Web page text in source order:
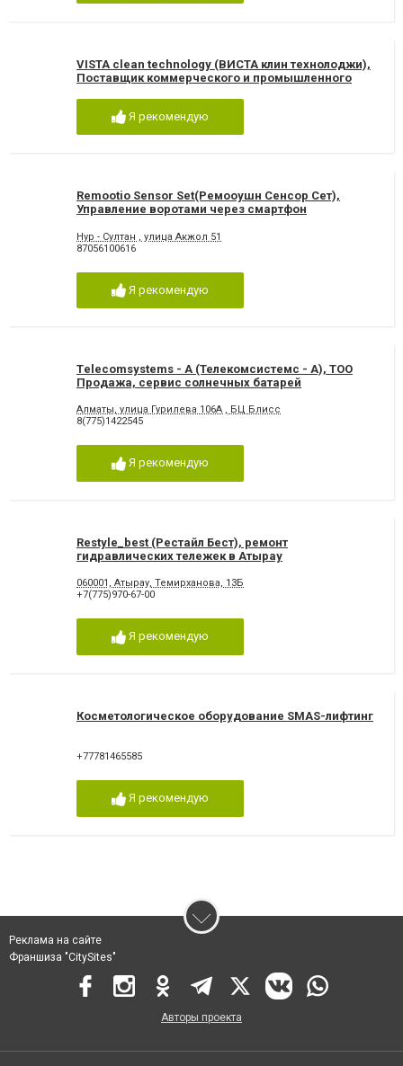
VISTA clean technology (ВИСТА клин технолоджи),
Поставщик коммерческого и промышленного
Я рекомендую
Remootio Sensor Set(Ремооушн Сенсор Сет),
Управление воротами через смартфон
Нур - Султан , улица Акжол 51
87056100616
Я рекомендую
Тelecomsystems - A (Телекомсистемс - А), ТОО
Продажа, сервис солнечных батарей
Алматы, улица Гурилева 106А , БЦ Блисс
8(775)1422545
Я рекомендую
Restyle_best (Рестайл Бест), ремонт
гидравлических тележек в Атырау
060001, Атырау, Темирханова, 13Б
+7(775)970-67-00
Я рекомендую
Косметологическое оборудование SМАS-лифтинг
+77781465585
Я рекомендую
Реклама на сайте
Франшиза "CitySites"
Авторы проекта